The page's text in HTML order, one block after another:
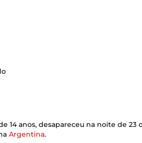
14 anos, desapareceu na noite de 23
Argentina.